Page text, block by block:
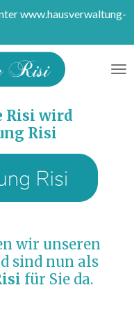
www.hausverwaltung-
Risi wird
Risi
wir unseren
sind nun als
für Sie da.